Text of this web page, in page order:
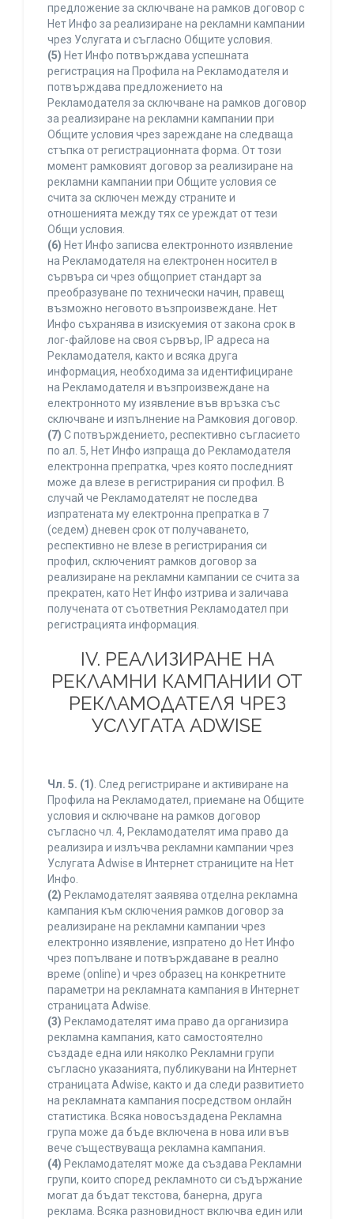
предложение за сключване на рамков договор с
Нет Инфо за реализиране на рекламни кампании
чрез Услугата и съгласно Общите условия.
(5) Нет Инфо потвърждава успешната
регистрация на Профила на Рекламодателя и
потвърждава предложението на
Рекламодателя за сключване на рамков договор
за реализиране на рекламни кампании при
Общите условия чрез зареждане на следваща
стъпка от регистрационната форма. От този
момент рамковият договор за реализиране на
рекламни кампании при Общите условия се
счита за сключен между страните и
отношенията между тях се уреждат от тези
Общи условия.
(6) Нет Инфо записва електронното изявление
на Рекламодателя на електронен носител в
сървъра си чрез общоприет стандарт за
преобразуване по технически начин, правещ
възможно неговото възпроизвеждане. Нет
Инфо съхранява в изискуемия от закона срок в
лог-файлове на своя сървър, IP адреса на
Рекламодателя, както и всяка друга
информация, необходима за идентифициране
на Рекламодателя и възпроизвеждане на
електронното му изявление във връзка със
сключване и изпълнение на Рамковия договор.
(7) С потвърждението, респективно съгласието
по ал. 5, Нет Инфо изпраща до Рекламодателя
електронна препратка, чрез която последният
може да влезе в регистрирания си профил. В
случай че Рекламодателят не последва
изпратената му електронна препратка в 7
(седем) дневен срок от получаването,
респективно не влезе в регистрирания си
профил, сключеният рамков договор за
реализиране на рекламни кампании се счита за
прекратен, като Нет Инфо изтрива и заличава
получената от съответния Рекламодател при
регистрацията информация.
IV. РЕАЛИЗИРАНЕ НА
РЕКЛАМНИ КАМПАНИИ ОТ
РЕКЛАМОДАТЕЛЯ ЧРЕЗ
УСЛУГАТА ADWISE
Чл. 5. (1). След регистриране и активиране на
Профила на Рекламодател, приемане на Общите
условия и сключване на рамков договор
съгласно чл. 4, Рекламодателят има право да
реализира и излъчва рекламни кампании чрез
Услугата Adwise в Интернет страниците на Нет
Инфо.
(2) Рекламодателят заявява отделна рекламна
кампания към сключения рамков договор за
реализиране на рекламни кампании чрез
електронно изявление, изпратено до Нет Инфо
чрез попълване и потвърждаване в реално
време (online) и чрез образец на конкретните
параметри на рекламната кампания в Интернет
страницата Adwise.
(3) Рекламодателят има право да организира
рекламна кампания, като самостоятелно
създаде една или няколко Рекламни групи
съгласно указанията, публикувани на Интернет
страницата Adwise, както и да следи развитието
на рекламната кампания посредством онлайн
статистика. Всяка новосъздадена Рекламна
група може да бъде включена в нова или във
вече съществуваща рекламна кампания.
(4) Рекламодателят може да създава Рекламни
групи, които според рекламното си съдържание
могат да бъдат текстова, банерна, друга
реклама. Всяка разновидност включва един или